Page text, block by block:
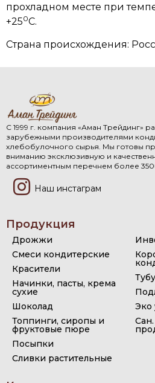
прохладном месте при
+250С.
Страна происхождения:
С 1999 г. компания «Аман Трейдинг»
зарубежными производителями
хлебобулочного сырья. Мы готовы
вниманию эксклюзивную и
ассортиментным перечнем более
Наш инстаграм
Продукция
Дрожжи
Смеси кондитерские
Красители
Начинки, пасты, крема
сухие
Шоколад
Топпинги, сиропы и
фруктовые пюре
Посыпки
Сливки растительные
Эко